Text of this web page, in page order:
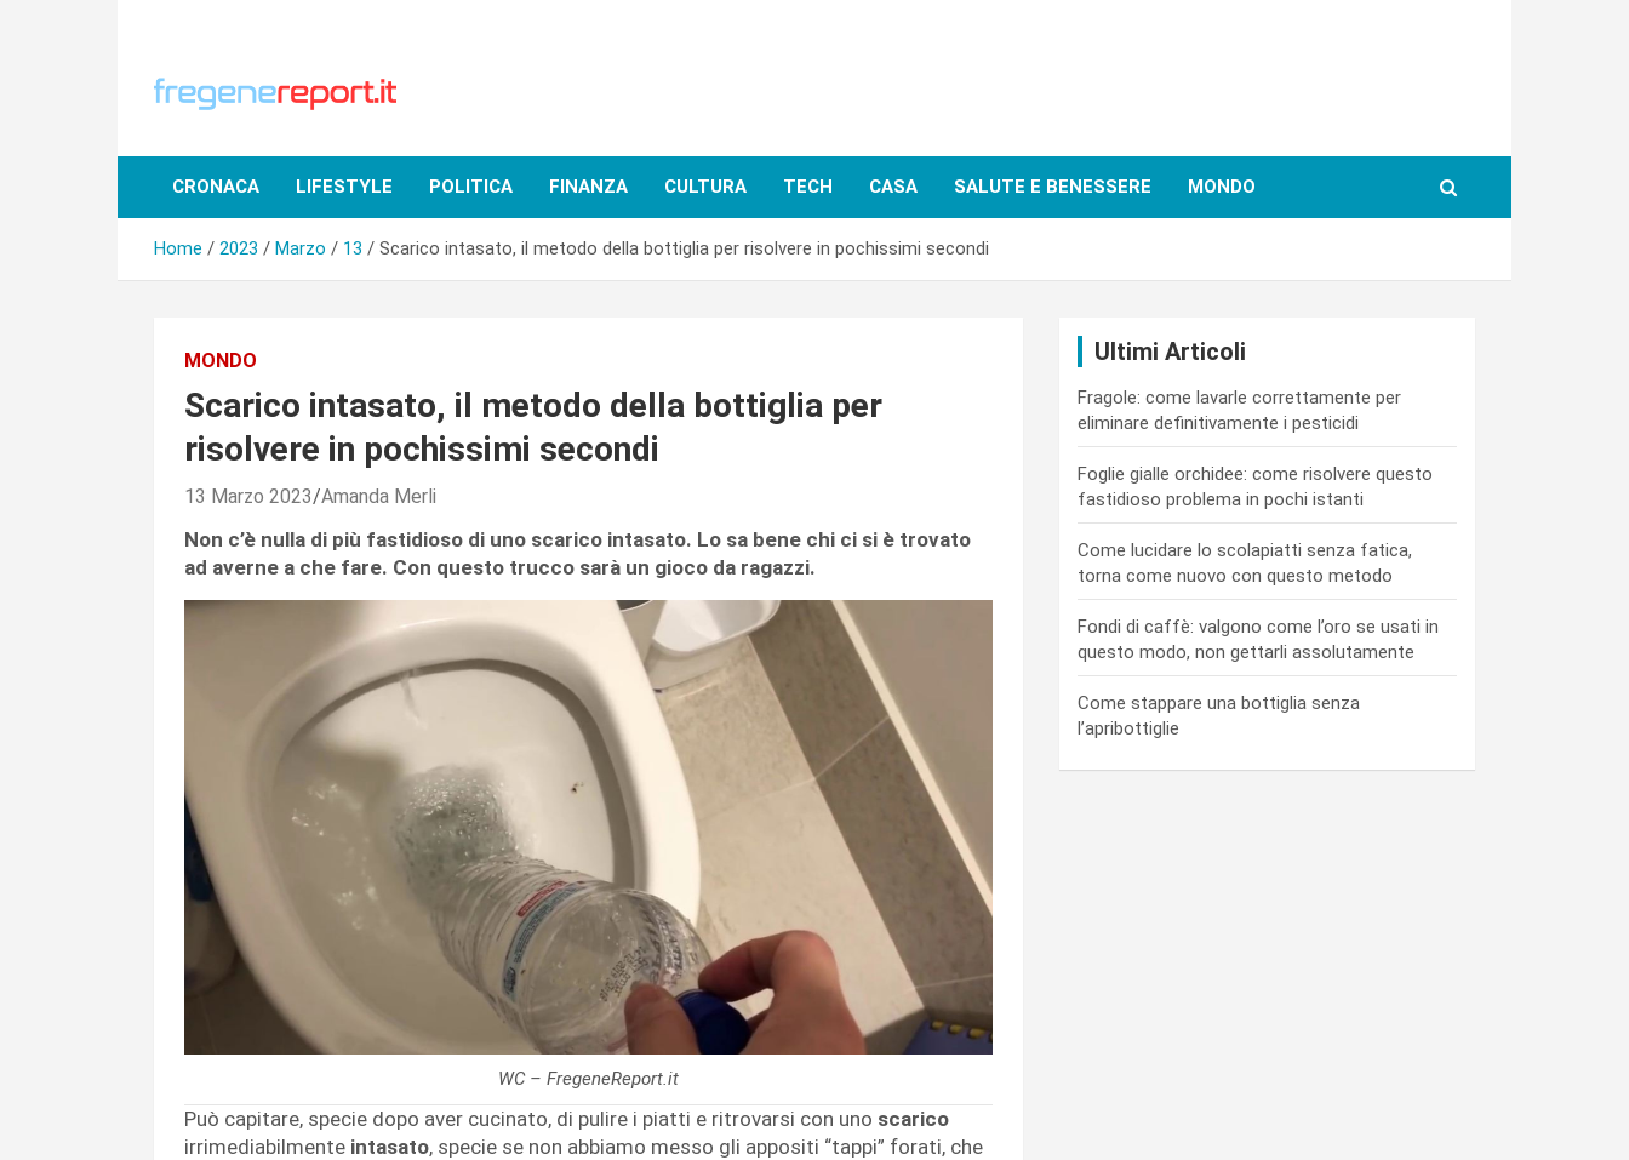
CRONACA LIFESTYLE POLITICA FINANZA CULTURA TECH CASA SALUTE E BENESSERE MONDO
Home 2023 Marzo 13 Scarico intasato, il metodo della bottiglia per risolvere in pochissimi secondi
MONDO
Scarico intasato, il metodo della bottiglia per
risolvere in pochissimi secondi
13 Marzo 2023 Amanda Merli
Non c’è nulla di più fastidioso di uno scarico intasato. Lo sa bene chi ci si è trovato
ad averne a che fare. Con questo trucco sarà un gioco da ragazzi.
WC – FregeneReport.it
Può capitare, specie dopo aver cucinato, di pulire i piatti e ritrovarsi con uno scarico
irrimediabilmente intasato, specie se non abbiamo messo gli appositi “tappi” forati, che
Ultimi Articoli
Fragole: come lavarle correttamente per
eliminare definitivamente i pesticidi
Foglie gialle orchidee: come risolvere questo
fastidioso problema in pochi istanti
Come lucidare lo scolapiatti senza fatica,
torna come nuovo con questo metodo
Fondi di caffè: valgono come l’oro se usati in
questo modo, non gettarli assolutamente
Come stappare una bottiglia senza
l’apribottiglie